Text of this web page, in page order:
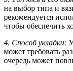
на выбор типа и
рекомендуется
чтобы обеспечить
4. Способ укладки:
может требовать
очередь может